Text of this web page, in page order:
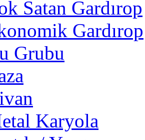
Satan Gardırop
Gardırop
Grubu
Karyola